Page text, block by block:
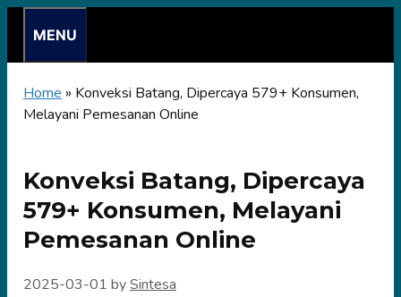
content
MENU
Home » Konveksi Batang, Dipercaya 579+ Konsumen,
Melayani Pemesanan Online
Konveksi Batang, Dipercaya
579+ Konsumen, Melayani
Pemesanan Online
2025-03-01 bySintesa